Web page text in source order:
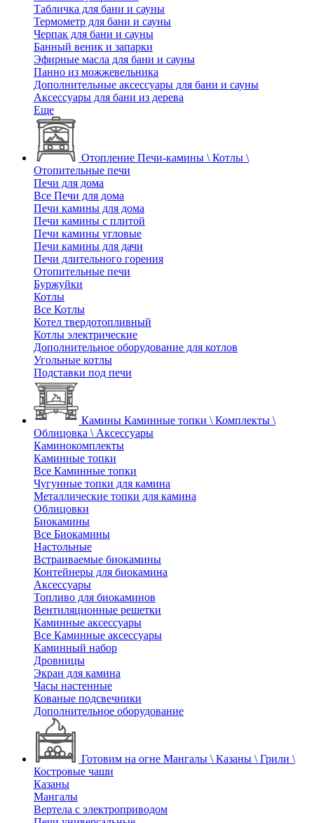
Табличка для бани и сауны
Термометр для бани и сауны
Черпак для бани и сауны
Банный веник и запарки
Эфирные масла для бани и сауны
Панно из можжевельника
Дополнительные аксессуары для бани и сауны
Аксессуары для бани из дерева
Еще
Отопление Печи-камины \ Котлы \
Отопительные печи
Печи для дома
Все Печи для дома
Печи камины для дома
Печи камины с плитой
Печи камины угловые
Печи камины для дачи
Печи длительного горения
Отопительные печи
Буржуйки
Котлы
Все Котлы
Котел твердотопливный
Котлы электрические
Дополнительное оборудование для котлов
Угольные котлы
Подставки под печи
Камины Каминные топки \ Комплекты \
Облицовка \ Аксессуары
Каминокомплекты
Каминные топки
Все Каминные топки
Чугунные топки для камина
Металлические топки для камина
Облицовки
Биокамины
Все Биокамины
Настольные
Встраиваемые биокамины
Контейнеры для биокамина
Аксессуары
Топливо для биокаминов
Вентиляционные решетки
Каминные аксессуары
Все Каминные аксессуары
Каминный набор
Дровницы
Экран для камина
Часы настенные
Кованые подсвечники
Дополнительное оборудование
Готовим на огне Мангалы \ Казаны \ Грили \
Костровые чаши
Казаны
Мангалы
Вертела с электроприводом